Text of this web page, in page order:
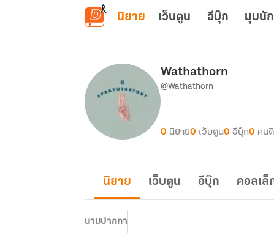
ข้ามไปยังเนื้อหาหลัก
นิยาย เว็บตูน อีบุ๊ก มุมนั
Wathathorn
@Wathathorn
0 นิยาย0 เว็บตูน0 อีบุ๊ก0 คน
นิยาย เว็บตูน อีบุ๊ก คอลเล็
นามปากกา